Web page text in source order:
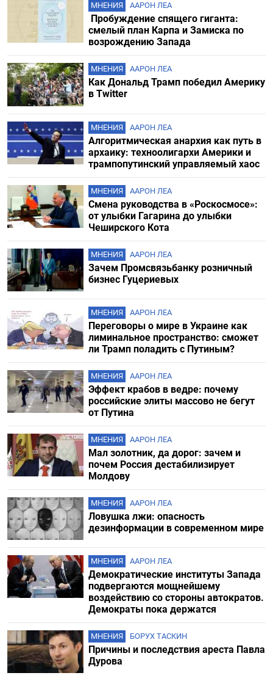
МНЕНИЯ ААРОН ЛЕА
Пробуждение спящего гиганта:
смелый план Карпа и Замиска по
возрождению Запада
МНЕНИЯ ААРОН ЛЕА
Как Дональд Трамп победил Америку
в Twitter
МНЕНИЯ ААРОН ЛЕА
Алгоритмическая анархия как путь в
архаику: техноолигархи Америки и
трампопутинский управляемый хаос
МНЕНИЯ ААРОН ЛЕА
Смена руководства в «Роскосмосе»:
от улыбки Гагарина до улыбки
Чеширского Кота
МНЕНИЯ ААРОН ЛЕА
Зачем Промсвязьбанку розничный
бизнес Гуцериевых
МНЕНИЯ ААРОН ЛЕА
Переговоры о мире в Украине как
лиминальное пространство: сможет
ли Трамп поладить с Путиным?
МНЕНИЯ ААРОН ЛЕА
Эффект крабов в ведре: почему
российские элиты массово не бегут
от Путина
МНЕНИЯ ААРОН ЛЕА
Мал золотник, да дорог: зачем и
почем Россия дестабилизирует
Молдову
МНЕНИЯ ААРОН ЛЕА
Ловушка лжи: опасность
дезинформации в современном мире
МНЕНИЯ ААРОН ЛЕА
Демократические институты Запада
подвергаются мощнейшему
воздействию со стороны автократов.
Демократы пока держатся
МНЕНИЯ БОРУХ ТАСКИН
Причины и последствия ареста Павла
Дурова